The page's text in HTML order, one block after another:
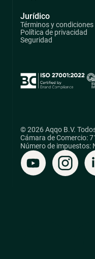
Jurídico
Términos y condiciones
Política de privacidad
Seguridad
© 2026 Aqqo B.V.
Cámara de Comercio:
Número de impuestos: